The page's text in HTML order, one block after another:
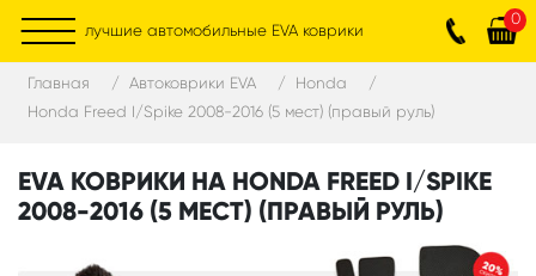
лучшие автомобильные EVA коврики
0
Главная Автоковрики EVA
Honda
Honda Freed I/Spike 2008-2016 (5 мест) (правый руль)
EVA КОВРИКИ НА HONDA FREED I/SPIKE
2008-2016 (5 МЕСТ) (ПРАВЫЙ РУЛЬ)